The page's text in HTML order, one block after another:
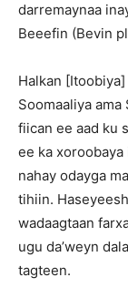
darremaynaa
Beeefin (Bevin
Halkan
Soomaaliya
fiican ee aad ku
ee ka
nahay odayga
tihiin.
wadaagtaan
ugu da’weyn
tagteen.